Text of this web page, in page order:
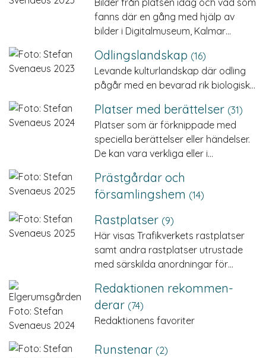
Bilder från platsen idag och vad som
fanns där en gång med hjälp av
bilder i Digitalmuseum, Kalmar…
Odlingslandskap (16)
Levande kulturlandskap där odling
pågår med en bevarad rik biologisk…
Platser med berättelser (31)
Platser som är förknippade med
speciella berättelser eller händelser.
De kan vara verkliga eller i…
Prästgårdar och
församlingshem (14)
Rastplatser (9)
Här visas Trafikverkets rastplatser
samt andra rastplatser utrustade
med särskilda anordningar för…
Redaktionen rekommen­
derar (74)
Redaktionens favoriter
Runstenar (2)